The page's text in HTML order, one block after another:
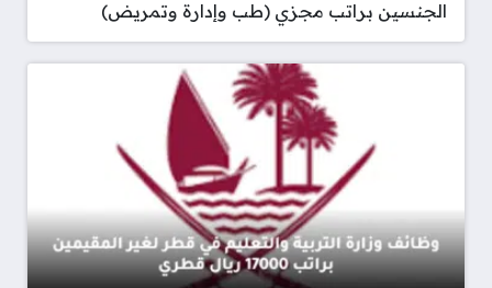
الجنسين براتب مجزي (طب وإدارة وتمريض)